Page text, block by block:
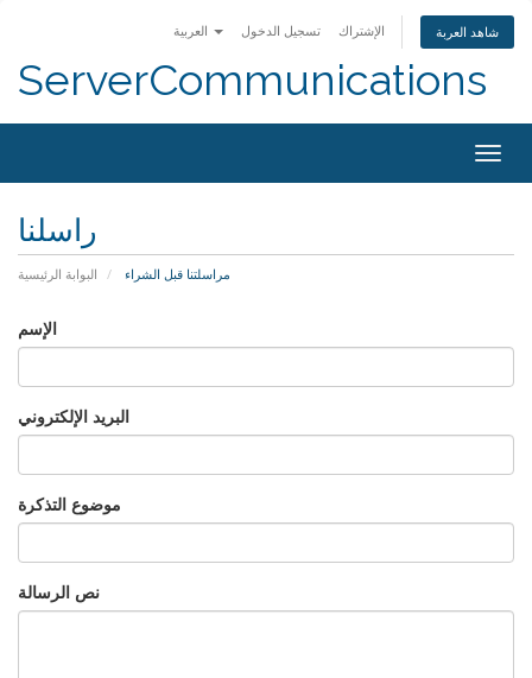
تسجيل الدخول الإشتراك شاهد العربة
ServerCommunications
راسلنا
البوابة الرئيسية مراسلتنا قبل الشراء
الإسم
البريد الإلكتروني
موضوع التذكرة
نص الرسالة